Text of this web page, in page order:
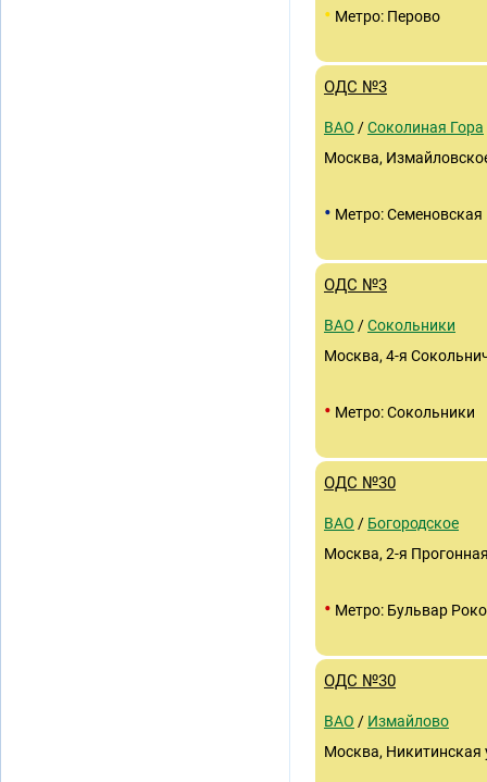
• Метро: Перово
ОДС №3
ВАО /Соколиная Гора
Москва,
• Метро: Семеновская
ОДС №3
ВАО /Сокольники
Москва, 4-я
• Метро: Сокольники
ОДС №30
ВАО / Богородское
Москва, 2-я
• Метро: Бульвар
ОДС №30
ВАО / Измайлово
Москва, Никитинская